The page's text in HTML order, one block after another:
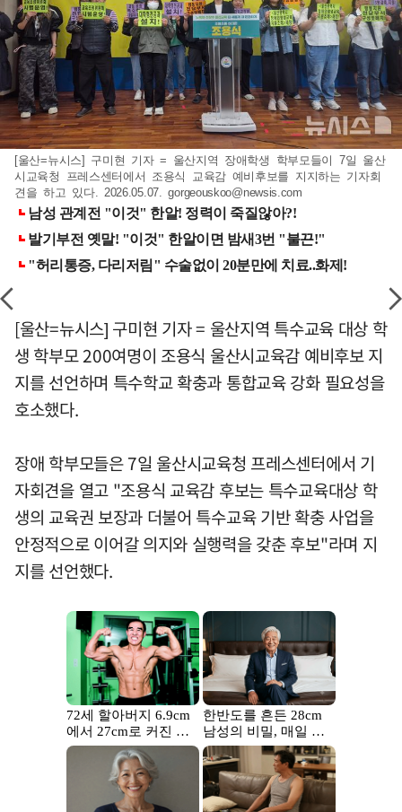
[울산=뉴시스] 구미현 기자 = 울산지역 장애학생 학부모들이 7일 울산
시교육청 프레스센터에서 조용식 교육감 예비후보를 지지하는 기자회
견을 하고 있다. 2026.05.07.gorgeouskoo@newsis.com
[울산=뉴시스] 구미현 기자 = 울산지역 특수교육 대상 학
생 학부모 200여명이 조용식 울산시교육감 예비후보 지
지를 선언하며 특수학교 확충과 통합교육 강화 필요성을
호소했다.
장애 학부모들은 7일 울산시교육청 프레스센터에서 기
자회견을 열고 "조용식 교육감 후보는 특수교육대상 학
생의 교육권 보장과 더불어 특수교육 기반 확충 사업을
안정적으로 이어갈 의지와 실행력을 갖춘 후보"라며 지
지를 선언했다.